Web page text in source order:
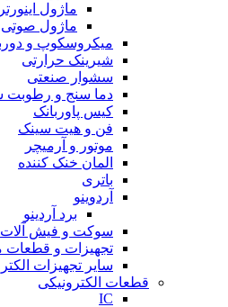
ماژول اینورتر
ماژول صوتی
میکروسکوپ و
شیرینک حرارتی
سشوار صنعتی
دما سنج و رطوبت
کیس پاوربانک
فن و هیت سینک
موتور و آرمیچر
المان خنک کننده
باتری
آردوینو
برد آردینو
سوکت و فیش آلات
تجهیزات و قطعات
سایر تجهیزات
قطعات الکترونیکی
IC